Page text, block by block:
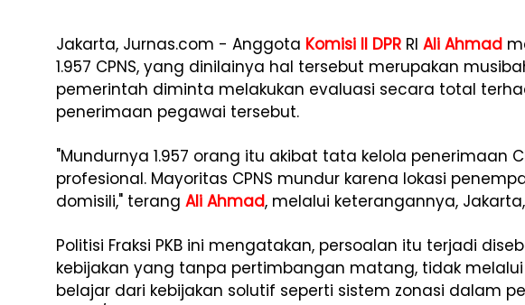
Jakarta, Jurnas.com - Anggota Komisi II DPR RI Ali Ahmad
1.957 CPNS, yang dinilainya hal tersebut merupakan
pemerintah diminta melakukan evaluasi secara total
penerimaan pegawai tersebut.
"Mundurnya 1.957 orang itu akibat tata kelola penerimaan
profesional. Mayoritas CPNS mundur karena lokasi
domisili," terang Ali Ahmad, melalui keterangannya,
Politisi Fraksi PKB ini mengatakan, persoalan itu terjadi
kebijakan yang tanpa pertimbangan matang, tidak
belajar dari kebijakan solutif seperti sistem zonasi dalam